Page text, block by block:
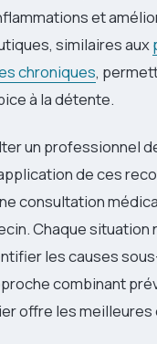
et
similaires aux
chroniques,
à la détente.
un professionnel
de ces
consultation
Chaque situation
les causes
combinant
offre les meilleures